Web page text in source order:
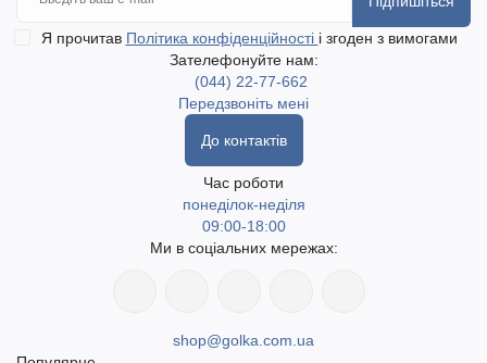
Я прочитав Політика конфіденційності і згоден з вимогами
Зателефонуйте нам:
(044) 22-77-662
Передзвоніть мені
До контактів
Час роботи
понеділок-неділя
09:00-18:00
Ми в соціальних мережах:
shop@golka.com.ua